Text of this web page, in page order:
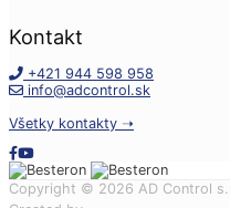
Kontakt
+421 944 598 958
info@adcontrol.sk
Všetky kontakty ➝
Copyright © 2026 AD Control